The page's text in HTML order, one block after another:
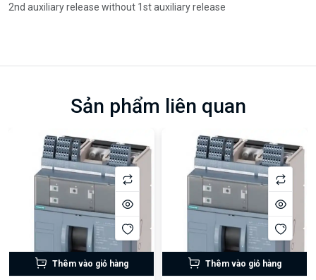
2nd auxiliary release without 1st auxiliary release
Sản phẩm liên quan
Thêm vào giỏ hàng Thêm vào giỏ hàng